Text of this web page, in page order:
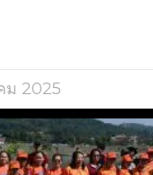
ม 2025